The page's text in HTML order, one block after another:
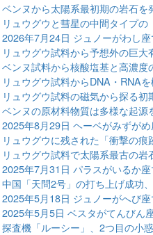
ベンヌから太陽系最初期の岩石
リュウグウと彗星の中間タイプの
2026年7月24日 ジュノーがわし
リュウグウ試料から予想外の巨大
ベンヌ試料から核酸塩基と高濃度
リュウグウ試料からDNA・RNA
リュウグウ試料の磁気から探る
ベンヌの原材料物質は多様な起源
2025年8月29日 ヘーベがみずが
リュウグウに残された「衝撃の
リュウグウ試料で太陽系最古の岩
2025年7月31日 パラスがいるか
中国「天問2号」の打ち上げ成功
2025年5月18日 ジュノーがへび
2025年5月5日 ベスタがてんびん
探査機「ルーシー」、2つ目の小